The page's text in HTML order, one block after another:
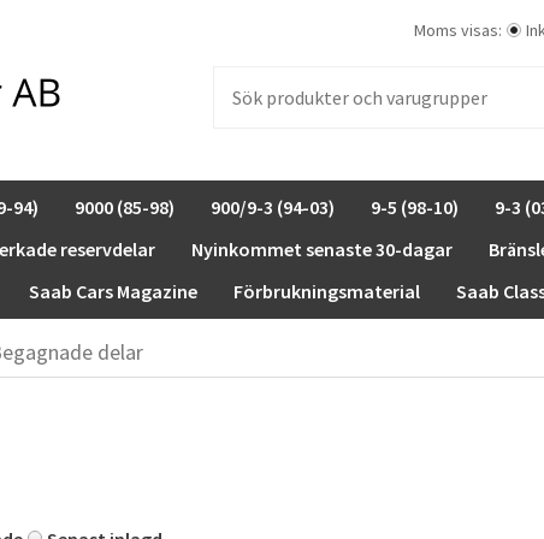
Moms visas:
94) 9000 (85-98) 900/9-3 (94-03) 9-5 (98-10) 9-3
reservdelar Nyinkommet senaste 30-dagar
Saab Cars Magazine Förbrukningsmaterial Saab
delar